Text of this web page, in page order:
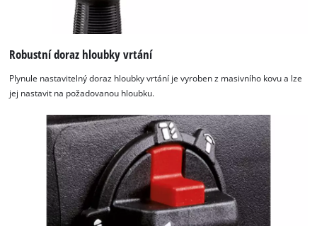
Robustní doraz hloubky vrtání
Plynule nastavitelný doraz hloubky vrtání je vyroben z masivního kovu a lze
jej nastavit na požadovanou hloubku.